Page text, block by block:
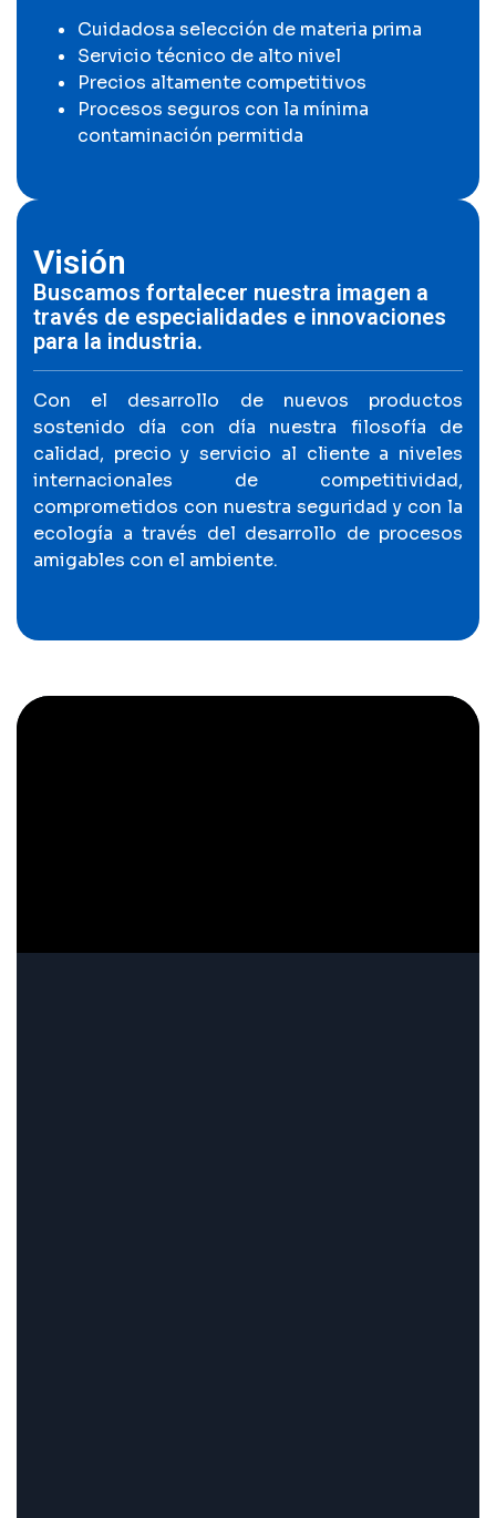
Cuidadosa selección de materia prima
Servicio técnico de alto nivel
Precios altamente competitivos
Procesos seguros con la mínima
contaminación permitida
Visión
Buscamos fortalecer nuestra imagen a
través de especialidades e innovaciones
para la industria.
Con el desarrollo de nuevos productos
sostenido día con día nuestra filosofía de
calidad, precio y servicio al cliente a niveles
internacionales de competitividad,
comprometidos con nuestra seguridad y con la
ecología a través del desarrollo de procesos
amigables con el ambiente.